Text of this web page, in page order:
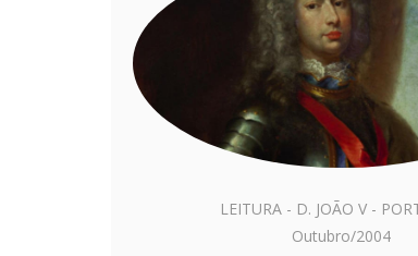
LEITURA - D. JOÃO V -
Outubro/2004